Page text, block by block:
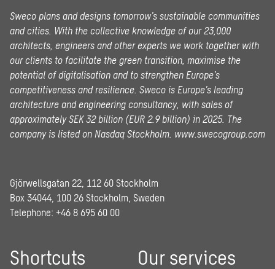
Sweco plans and designs tomorrow’s sustainable communities
and cities. With the collective knowledge of our 23,000
architects, engineers and other experts we work together with
our clients to facilitate the green transition, maximise the
potential of digitalisation and to strengthen Europe’s
competitiveness and resilience. Sweco is Europe’s leading
architecture and engineering consultancy, with sales of
approximately SEK 32 billion (EUR 2.9 billion) in 2025. The
company is listed on Nasdaq Stockholm. www.swecogroup.com
Gjörwellsgatan 22, 112 60 Stockholm
Box 34044, 100 26 Stockholm, Sweden
Telephone: +46 8 695 60 00
Shortcuts Our services